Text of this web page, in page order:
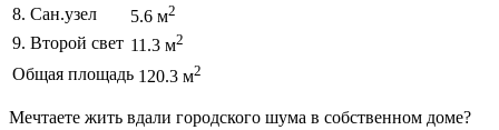
8. Сан.узел 5.6 м2
9. Второй свет 11.3 м2
Общая площадь 120.3 м2
Мечтаете жить вдали городского шума в собственном доме?